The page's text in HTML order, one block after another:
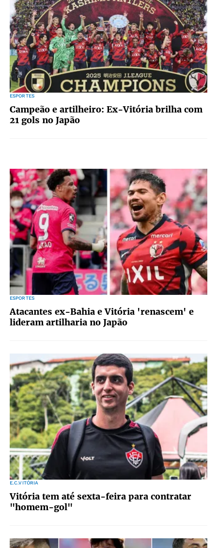
ESPORTES
Campeão e artilheiro: Ex-Vitória brilha com
21 gols no Japão
ESPORTES
Atacantes ex-Bahia e Vitória 'renascem' e
lideram artilharia no Japão
E.C.VITÓRIA
Vitória tem até sexta-feira para contratar
"homem-gol"